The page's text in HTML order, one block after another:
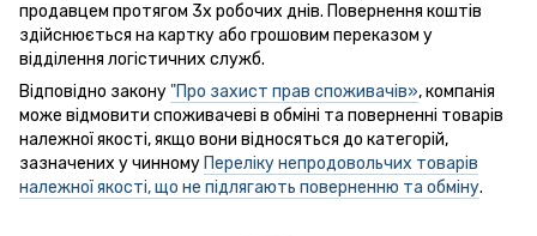
продавцем протягом 3х робочих днів. Повернення коштів
здійснюється на картку або грошовим переказом у
відділення логістичних служб.
Відповідно закону"Про захист прав споживачів», компанія
може відмовити споживачеві в обміні та поверненні товарів
належної якості, якщо вони відносяться до категорій,
зазначених у чинному Переліку непродовольчих товарів
належної якості, що не підлягають поверненню та обміну.